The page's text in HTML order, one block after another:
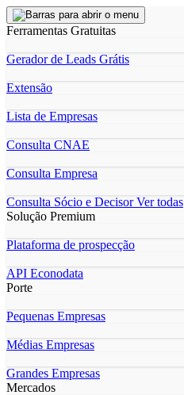
Ferramentas Gratuitas
Gerador de Leads Grátis
Extensão
Lista de Empresas
Consulta CNAE
Consulta Empresa
Consulta Sócio e DecisorVer todas
Solução Premium
Plataforma de prospecção
API Econodata
Porte
Pequenas Empresas
Médias Empresas
Grandes Empresas
Mercados